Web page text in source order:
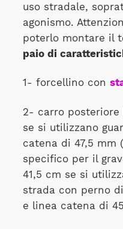
uso stradale,
agonismo.
poterlo montare il
paio di
1- forcellino con
2- carro posteriore
se si utilizzano
catena di 47,5 mm
specifico per il
41,5 cm se si
strada con perno
e linea catena di